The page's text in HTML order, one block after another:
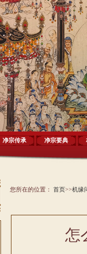
净宗传承 净宗要典
您所在的位置： 首页>>机缘
怎